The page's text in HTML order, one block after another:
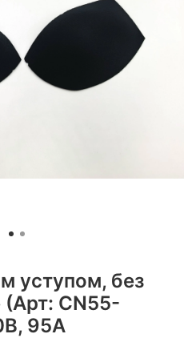
уступом, без
CN55-
95А